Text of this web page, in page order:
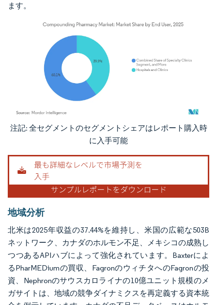
ます。
画像 © Mordor Intelligence。再利用にはCC BY 4.0の表示が必要です。
注記: 全セグメントのセグメントシェアはレポート購入時
に入手可能
地域分析
北米は2025年収益の37.44%を維持し、米国の広範な503B
ネットワーク、カナダのホルモン不足、メキシコの成熟し
つつあるAPIハブによって強化されています。Baxterによ
るPharMEDiumの買収、FagronのウィチタへのFagronの投
資、Nephronのサウスカロライナの10億ユニット規模のメ
ガサイトは、地域の競争ダイナミクスを再定義する資本統